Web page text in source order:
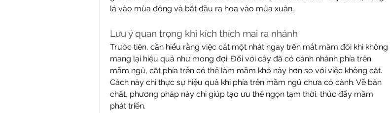
lá vào mùa đông và bắt đầu ra hoa vào mùa xuân.
Lưu ý quan trọng khi kích thích mai ra nhánh
Trước tiên, cần hiểu rằng việc cắt một nhát ngay trên mắt mầm đôi khi không
mang lại hiệu quả như mong đợi. Đối với cây đã có cành nhánh phía trên
mầm ngủ, cắt phía trên có thể làm mầm khó nảy hơn so với việc không cắt.
Cách này chỉ thực sự hiệu quả khi phía trên mầm ngủ chưa có cành. Về bản
chất, phương pháp này chỉ giúp tạo ưu thế ngọn tạm thời, thúc đẩy mầm
phát triển.